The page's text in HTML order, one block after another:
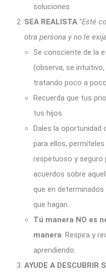
soluciones.
SEA REALISTA “Esté
otra persona y no le
Se consciente de la
(observa, se
tratando poco a
Recuerda que tus
tus hijos.
Dales la oportunidad
para ellos,
respetuoso y seguro
acuerdos sobre
que en
que hagan.
Tú manera NO es
manera. Respira y
aprendiendo.
AYUDE A DESCUBRIR